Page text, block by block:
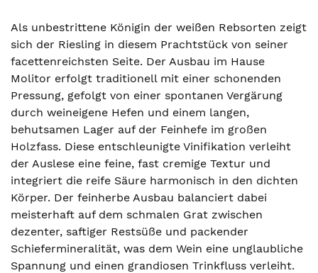
Als unbestrittene Königin der weißen Rebsorten zeigt
sich der Riesling in diesem Prachtstück von seiner
facettenreichsten Seite. Der Ausbau im Hause
Molitor erfolgt traditionell mit einer schonenden
Pressung, gefolgt von einer spontanen Vergärung
durch weineigene Hefen und einem langen,
behutsamen Lager auf der Feinhefe im großen
Holzfass. Diese entschleunigte Vinifikation verleiht
der Auslese eine feine, fast cremige Textur und
integriert die reife Säure harmonisch in den dichten
Körper. Der feinherbe Ausbau balanciert dabei
meisterhaft auf dem schmalen Grat zwischen
dezenter, saftiger Restsüße und packender
Schiefermineralität, was dem Wein eine unglaubliche
Spannung und einen grandiosen Trinkfluss verleiht.